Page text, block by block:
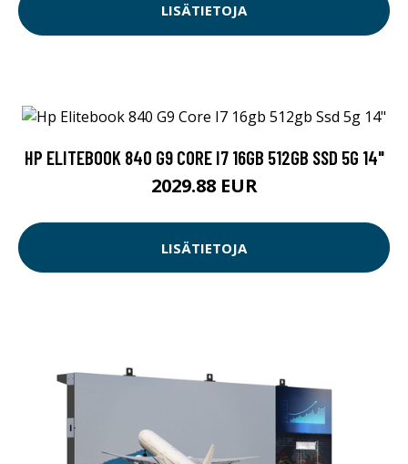
LISÄTIETOJA
HP ELITEBOOK 840 G9 CORE I7 16GB 512GB SSD 5G 14"
2029.88 EUR
LISÄTIETOJA